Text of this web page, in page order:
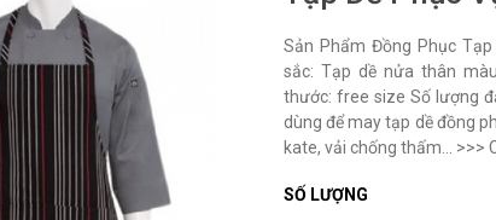
Sản Phẩm Đồng Phục
sắc: Tạp dề nửa thân
thước: free size Số lượng
dùng để may tạp dề đồng
kate, vải chống thấm... >>>
SỐ LƯỢNG